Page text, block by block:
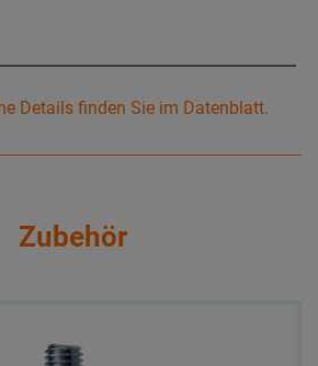
Details finden Sie im Datenblatt.
Zubehör